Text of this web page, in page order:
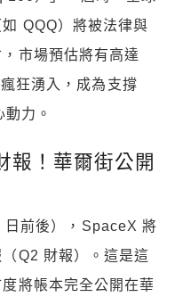
QQQ）將被法律與
市場預估將有高達
狂湧入，成為支撐
力。
報！華爾街公開
前後），SpaceX 將
Q2 財報）。這是這
將帳本完全公開在華